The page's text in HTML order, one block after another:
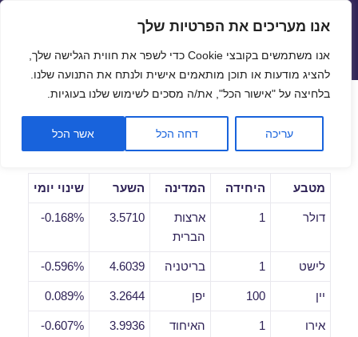
פתח
אנו מעריכים את הפרטיות שלך
אנו משתמשים בקובצי Cookie כדי לשפר את חווית הגלישה שלך,
להציג מודעות או תוכן מותאמים אישית ולנתח את התנועה שלנו.
בלחיצה על "אישור הכל", את/ה מסכים לשימוש שלנו בעוגיות.
עריכה דחה הכל אשר הכל
שערי חליפין יציגים – שער יציג
תפריטים
ווידג'טים
שערי חליפין יומיים לתאריך
15/05/2019
מטבע היחידה המדינה השער שינוי יומי
דולר 1
ארצות
הברית
3.5710
0.168%-
לישט 1 בריטניה 4.6039
0.596%-
יין 100 יפן 3.2644
0.089%
אירו 1
האיחוד
3.9936
0.607%-